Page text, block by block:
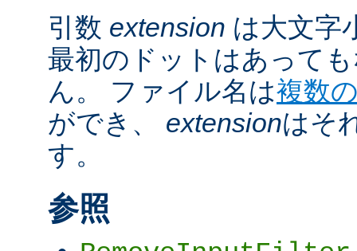
引数 extension は大文字
最初のドットはあって
ん。 ファイル名は複数
ができ、 extensionはそ
す。
参照